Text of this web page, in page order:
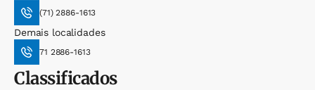
(71) 2886-1613
Demais localidades
71 2886-1613
Classificados